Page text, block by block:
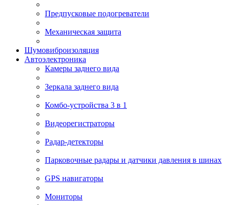
Предпусковые подогреватели
Механическая защита
Шумовиброизоляция
Автоэлектроника
Камеры заднего вида
Зеркала заднего вида
Комбо-устройства 3 в 1
Видеорегистраторы
Радар-детекторы
Парковочные радары и датчики давления в шинах
GPS навигаторы
Мониторы